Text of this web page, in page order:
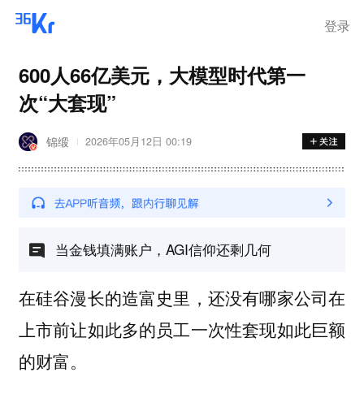
登录
600人66亿美元，大模型时代第一
次“大套现”
锦缎 2026年05月12日 00:19
当金钱填满账户，AGI信仰还剩几何
在硅谷漫长的造富史里，还没有哪家公司在
上市前让如此多的员工一次性套现如此巨额
的财富。